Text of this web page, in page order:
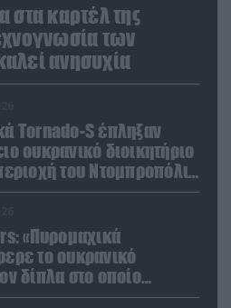
στα καρτέλ της
των
ανησυχία
Tornado-S έπληξαν
ουκρανικό διοικητήριο
του Ντομπροπόλιε
«Πυρομαχικά
το ουκρανικό
δίπλα στο οποίο
το drone στη Λειψία»